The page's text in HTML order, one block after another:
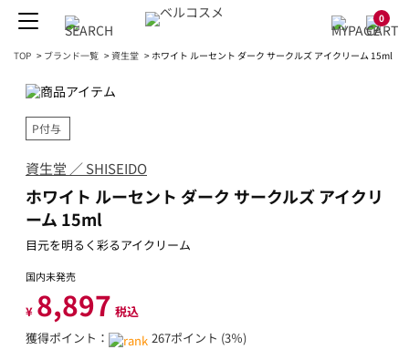
0
TOP > ブランド一覧 >資生堂 > ホワイト ルーセント ダーク サークルズ アイクリーム 15ml
P付与
資生堂 ／ SHISEIDO
ホワイト ルーセント ダーク サークルズ アイクリ
ーム 15ml
目元を明るく彩るアイクリーム
国内未発売
¥ 8,897 税込
獲得ポイント：
267ポイント (3％)